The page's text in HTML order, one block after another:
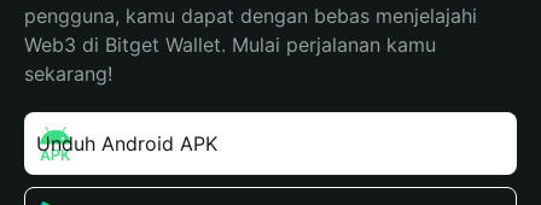
pengguna, kamu dapat dengan bebas menjelajahi
Web3 di Bitget Wallet. Mulai perjalanan kamu
sekarang!
Unduh Android APK